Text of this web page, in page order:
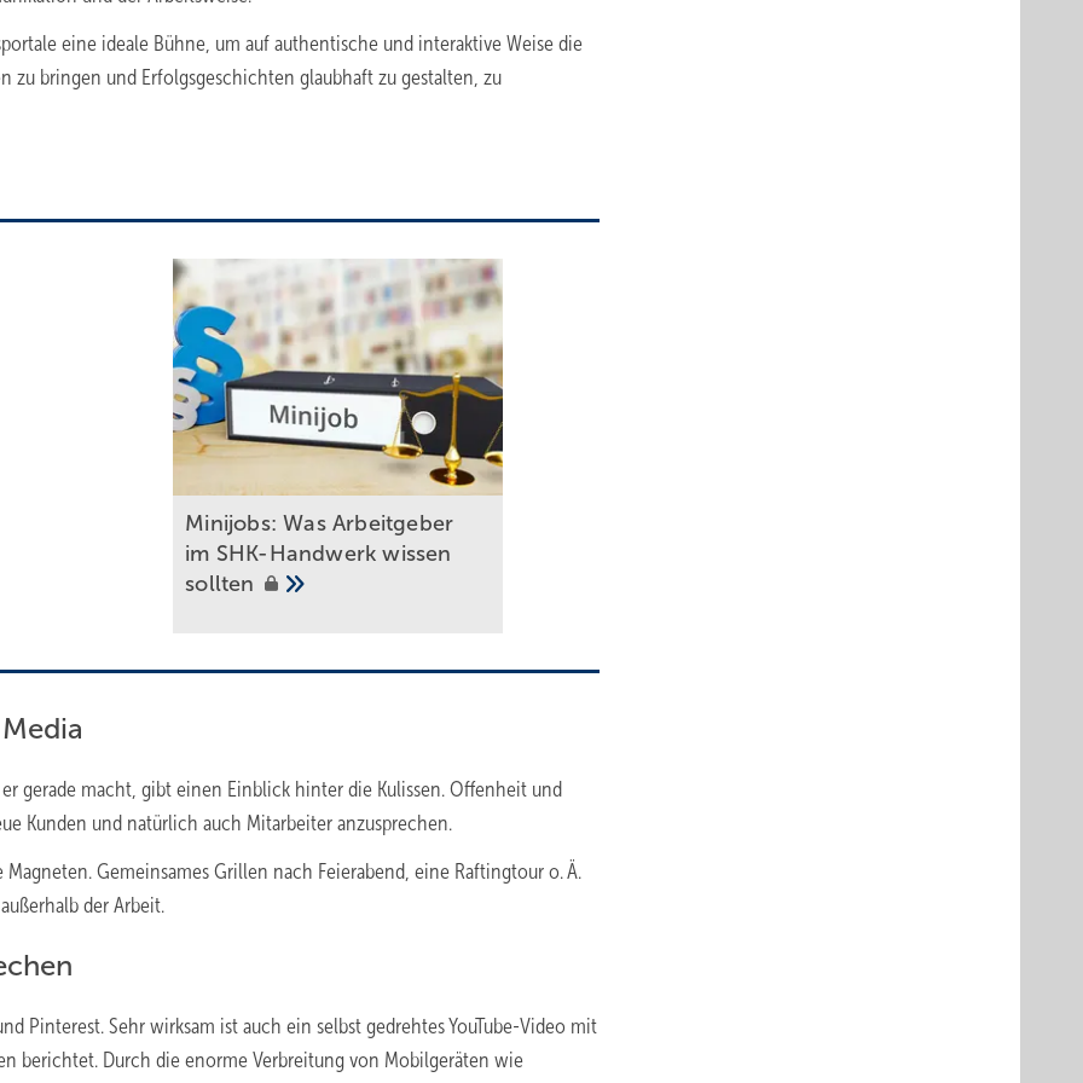
eine ideale Bühne, um auf authentische und interaktive Weise die
zu bringen und Erfolgsgeschichten glaubhaft zu gestalten, zu
Mi nijobs: Was Arbeitgeber
im SHK-Handwerk wissen
sollten
gerade macht, gibt einen Einblick hinter die Kulissen. Offenheit und
Kunden und natürlich auch Mitarbeiter anzusprechen.
Gemeinsames Grillen nach Feierabend, eine Raftingtour o. Ä.
der Arbeit.
Pinterest. Sehr wirksam ist auch ein selbst gedrehtes YouTube-Video mit
berichtet. Durch die enorme Verbreitung von Mobilgeräten wie